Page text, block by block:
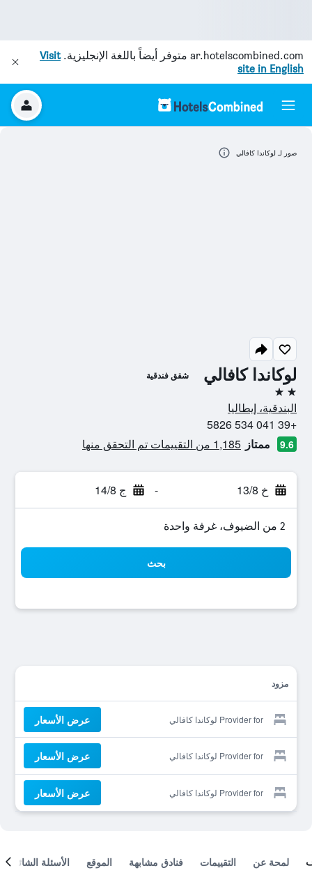
ar.hotelscombined.com متوفر أيضاً باللغة الإنجليزية.Visit
site in English
لوكاندا كافالي شقق فندقية
2 نجمتين
البندقية، إيطاليا
+39 041 534 5826
9.6 ممتاز 1,185 من التقييمات تم التحقق منها
خ 13/8 - ج 14/8
2 من الضيوف، غرفة واحدة
بحث
مزود
Provider for لوكاندا كافالي عرض الأسعار
Provider for لوكاندا كافالي عرض الأسعار
Provider for لوكاندا كافالي عرض الأسعار
صور لـ لوكاندا كافالي
لمحة عن التقييمات فنادق مشابهة الموقع الأسئلة الشائعة